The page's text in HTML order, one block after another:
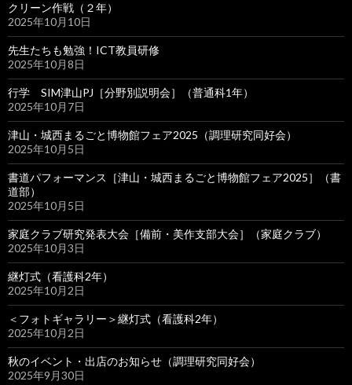
クリーン作戦（２年）
2025年10月10日
先生たちも勉強！ICT教員研修
2025年10月8日
行学 SIM津山PJ［分野別説明会］（普通科1年）
2025年10月7日
津山・城西まるごと博物館フェア2025（調理研究同好会）
2025年10月5日
書道パフォーマンス［津山・城西まるごと博物館フェア2025］（書
道部）
2025年10月5日
家庭クラブ研究発表大会［備前・美作支部大会］（家庭クラブ）
2025年10月3日
継灯式（看護科2年）
2025年10月2日
＜フォトギャラリー＞継灯式（看護科2年）
2025年10月2日
秋のイベント・出店のお知らせ（調理研究同好会）
2025年9月30日